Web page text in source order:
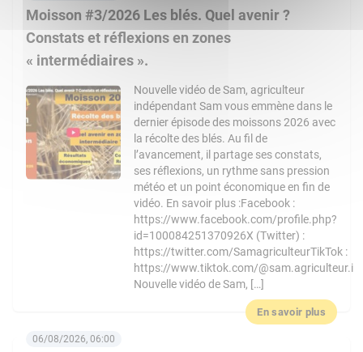
Moisson #3/2026 Les blés. Quel avenir ?
Constats et réflexions en zones
« intermédiaires ».
Nouvelle vidéo de Sam, agriculteur
indépendant Sam vous emmène dans le
dernier épisode des moissons 2026 avec
la récolte des blés. Au fil de
l’avancement, il partage ses constats,
ses réflexions, un rythme sans pression
météo et un point économique en fin de
vidéo. En savoir plus :Facebook :
https://www.facebook.com/profile.php?
id=100084251370926X (Twitter) :
https://twitter.com/SamagriculteurTikTok :
https://www.tiktok.com/@sam.agriculteur.i
Nouvelle vidéo de Sam, […]
En savoir plus
06/08/2026, 06:00